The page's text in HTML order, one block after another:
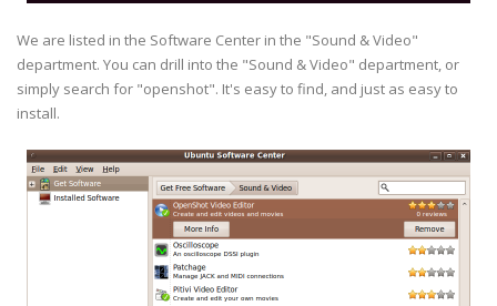
We are listed in the Software Center in the "Sound & Video"
department. You can drill into the "Sound & Video" department, or
simply search for "openshot". It's easy to find, and just as easy to
install.